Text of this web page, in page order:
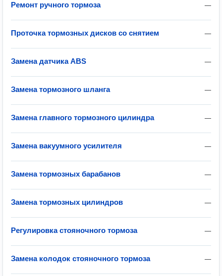
—
Ремонт ручного тормоза
—
Проточка тормозных дисков со снятием
—
Замена датчика ABS
—
Замена тормозного шланга
—
Замена главного тормозного цилиндра
—
Замена вакуумного усилителя
—
Замена тормозных барабанов
—
Замена тормозных цилиндров
—
Регулировка стояночного тормоза
—
Замена колодок стояночного тормоза